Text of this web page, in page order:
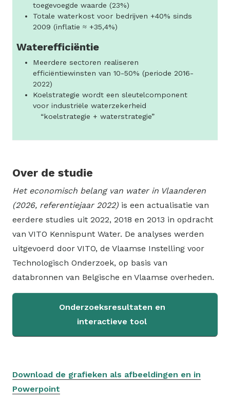
toegevoegde waarde (23%)
Totale waterkost voor bedrijven +40% sinds
2009 (inflatie ≈ +35,4%)
Waterefficiëntie
Meerdere sectoren realiseren
efficiëntiewinsten van 10-50% (periode 2016-
2022)
Koelstrategie wordt een sleutelcomponent
voor industriële waterzekerheid
“koelstrategie + waterstrategie”
Over de studie
Het economisch belang van water in Vlaanderen
(2026, referentiejaar 2022) is een actualisatie van
eerdere studies uit 2022, 2018 en 2013 in opdracht
van VITO Kennispunt Water. De analyses werden
uitgevoerd door VITO, de Vlaamse Instelling voor
Technologisch Onderzoek, op basis van
databronnen van Belgische en Vlaamse overheden.
Onderzoeksresultaten en
interactieve tool
Download de grafieken als afbeeldingen en in
Powerpoint